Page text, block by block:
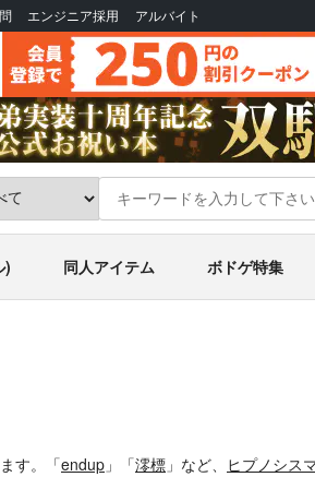
エンジニア採用 アルバイト
) 同人アイテム ボドゲ特集
す。「endup 」「澪標 」など、 ヒプノシス